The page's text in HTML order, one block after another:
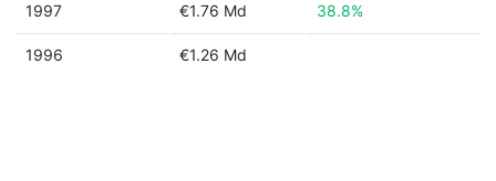
1997 €1.76 Md 38.8%
1996 €1.26 Md